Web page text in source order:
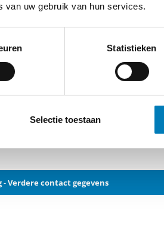
van uw gebruik van hun services.
Statistieken
Selectie toestaan
-Verdere contact gegevens